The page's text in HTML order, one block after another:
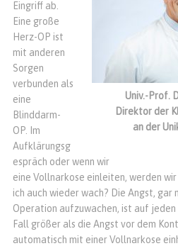
Univ.-Prof.
Direktor der
an der
Eingriff ab.
Eine große
Herz-OP ist
mit anderen
Sorgen
verbunden als
eine
Blinddarm-
OP. Im
Aufklärungsg
espräch oder wenn wir
eine Vollnarkose einleiten, werden
ich auch wieder wach? Die Angst,
Operation aufzuwachen, ist auf jeden
Fall größer als die Angst vor dem
automatisch mit einer Vollnarkose